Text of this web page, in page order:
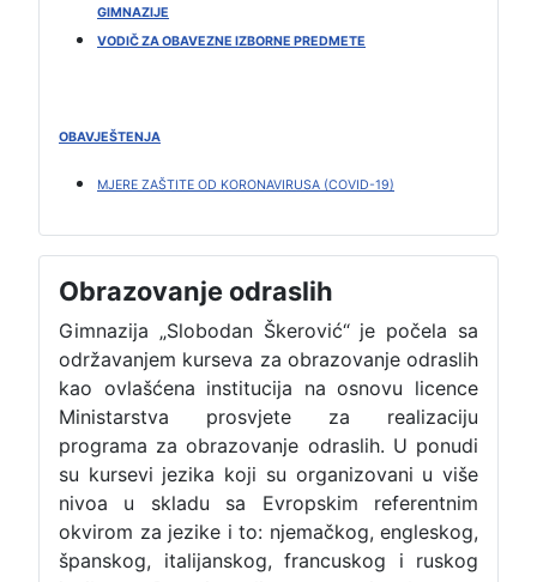
GIMNAZIJE
VODIČ ZA OBAVEZNE IZBORNE PREDMETE
OBAVJEŠTENJA
MJERE ZAŠTITE OD KORONAVIRUSA (COVID-19)
Obrazovanje odraslih
Gimnazija „Slobodan Škerović“ je počela sa
održavanjem kurseva za obrazovanje odraslih
kao ovlašćena institucija na osnovu licence
Ministarstva prosvjete za realizaciju
programa za obrazovanje odraslih. U ponudi
su kursevi jezika koji su organizovani u više
nivoa u skladu sa Evropskim referentnim
okvirom za jezike i to: njemačkog, engleskog,
španskog, italijanskog, francuskog i ruskog